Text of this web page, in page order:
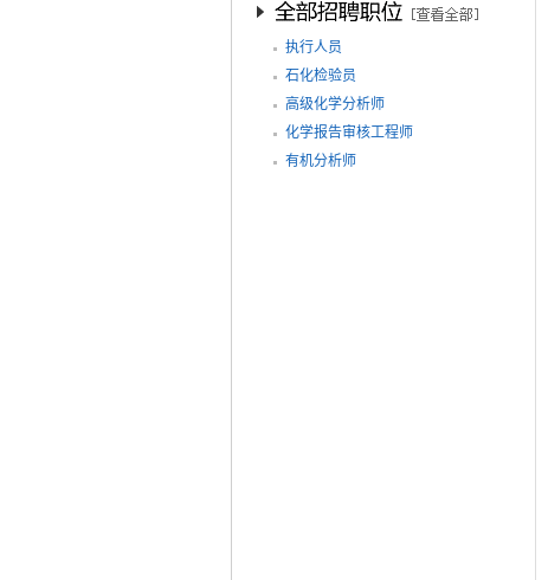
执行人员
石化检验员
高级化学分析师
化学报告审核工程师
有机分析师